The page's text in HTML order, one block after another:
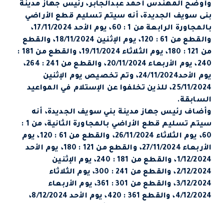
وأوضح المهندس أحمد عبدالجابر، رئيس جهاز مدينة
بنى سويف الجديدة، أنه سيتم تسليم قطع الأراضي
بالمجاورة الرابعة من 1 : 60، يوم الأحد 17/11/2024،
والقطع من 61 : 120، يوم الإثنين 18/11/2024، والقطع
من 121 : 180، يوم الثلاثاء 19/11/2024، والقطع من 181 :
240، يوم الأربعاء 20/11/2024، والقطع من 241 : 264،
يوم الأحد24/11/2024، وتم تخصيص يوم الإثنين
25/11/2024، للذين تخلفوا عن الإستلام في المواعيد
السابقة.
وأضاف رئيس جهاز مدينة بني سويف الجديدة، أنه
سيتم تسليم قطع الأراضي بالمجاورة الثانية، من 1 :
60، يوم الثلاثاء 26/11/2024، والقطع من 61 : 120، يوم
الأربعاء 27/11/2024، والقطع من 121 : 180، يوم الأحد
1/12/2024، والقطع من 181 : 240، يوم الإثنين
2/12/2024، والقطع من 241 : 300، يوم الثلاثاء
3/12/2024، والقطع من 301 : 361، يوم الأربعاء
4/12/2024، والقطع 361 : 420، يوم الأحد 8/12/2024،